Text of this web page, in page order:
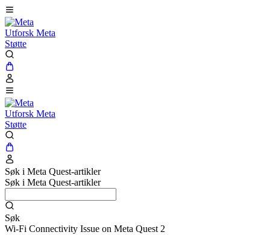
Utforsk Meta
Støtte
Utforsk Meta
Støtte
Søk i Meta Quest-artikler
Søk i Meta Quest-artikler
Søk
Wi-Fi Connectivity Issue on Meta Quest 2